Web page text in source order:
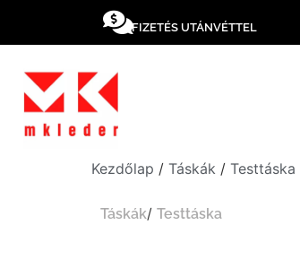
FIZETÉS UTÁNVÉTTEL
Kezdőlap / Táskák / Testtáska
Táskák/ Testtáska